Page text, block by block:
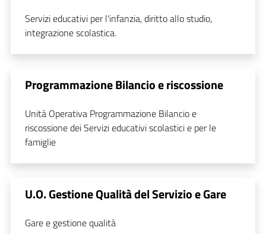
Servizi educativi per l'infanzia, diritto allo studio,
integrazione scolastica.
Programmazione Bilancio e riscossione
Unità Operativa Programmazione Bilancio e
riscossione dei Servizi educativi scolastici e per le
famiglie
U.O. Gestione Qualità del Servizio e Gare
Gare e gestione qualità